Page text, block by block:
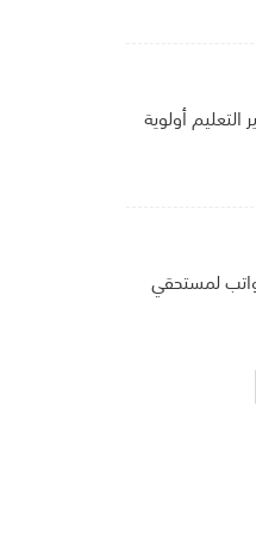
أولوية
لمستحقي